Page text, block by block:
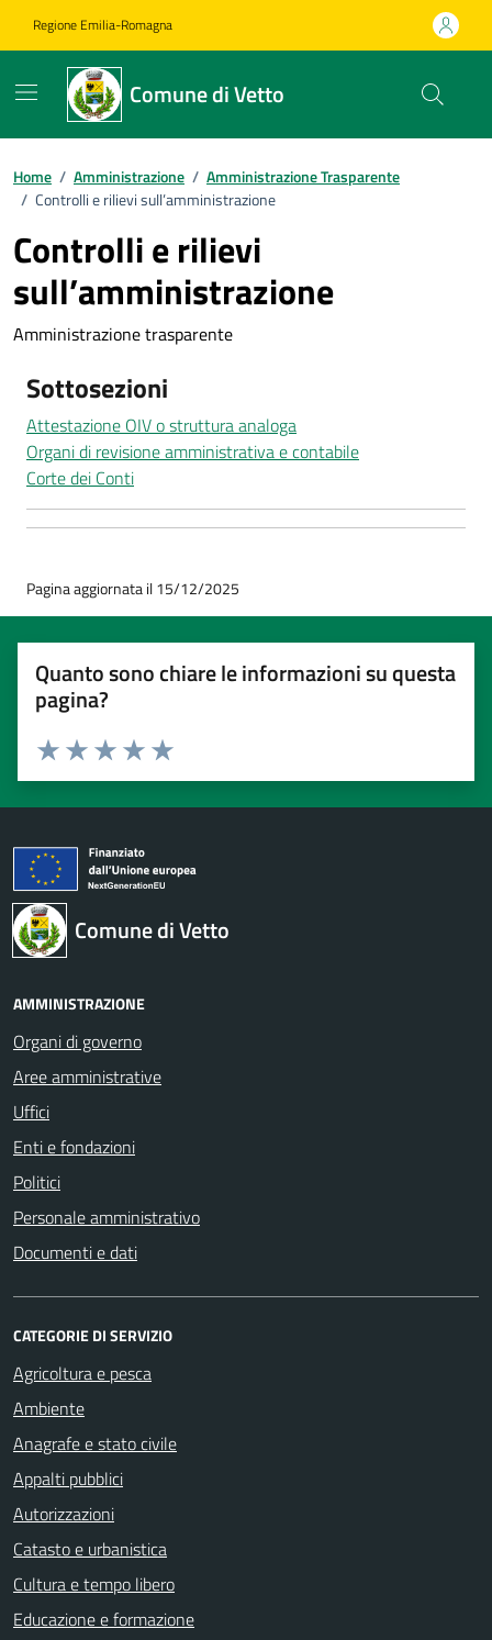
Regione Emilia-Romagna
Comune di Vetto
Home / Amministrazione / Amministrazione Trasparente
/ Controlli e rilievi sull’amministrazione
Controlli e rilievi
sull’amministrazione
Amministrazione trasparente
Sottosezioni
Attestazione OIV o struttura analoga
Organi di revisione amministrativa e contabile
Corte dei Conti
Pagina aggiornata il 15/12/2025
Quanto sono chiare le informazioni su questa
pagina?
Valuta 5 stelle su 5
Valuta 4 stelle su 5
Valuta 3 stelle su 5
Valuta 2 stelle su 5
Valuta 1 stelle su 5
Comune di Vetto
AMMINISTRAZIONE
Organi di governo
Aree amministrative
Uffici
Enti e fondazioni
Politici
Personale amministrativo
Documenti e dati
CATEGORIE DI SERVIZIO
Agricoltura e pesca
Ambiente
Anagrafe e stato civile
Appalti pubblici
Autorizzazioni
Catasto e urbanistica
Cultura e tempo libero
Educazione e formazione